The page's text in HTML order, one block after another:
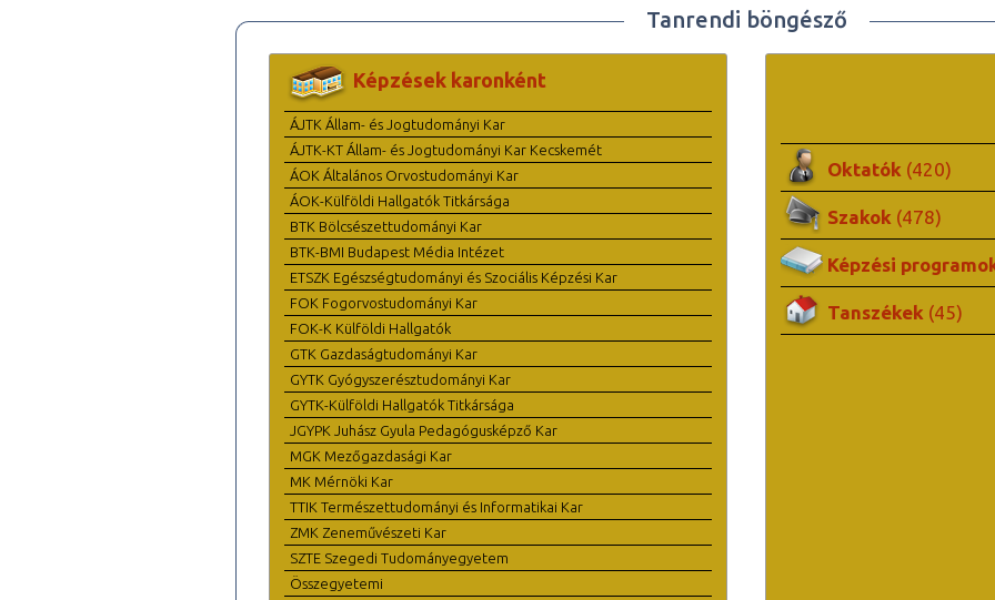
Tanrendi böngésző
Képzések karonként
ÁJTK Állam- és Jogtudományi Kar
ÁJTK-KT Állam- és Jogtudományi Kar Kecskemét
ÁOK Általános Orvostudományi Kar
ÁOK-Külföldi Hallgatók Titkársága
BTK Bölcsészettudományi Kar
BTK-BMI Budapest Média Intézet
ETSZK Egészségtudományi és Szociális Képzési Kar
FOK Fogorvostudományi Kar
FOK-K Külföldi Hallgatók
GTK Gazdaságtudományi Kar
GYTK Gyógyszerésztudományi Kar
GYTK-Külföldi Hallgatók Titkársága
JGYPK Juhász Gyula Pedagógusképző Kar
MGK Mezőgazdasági Kar
MK Mérnöki Kar
TTIK Természettudományi és Informatikai Kar
ZMK Zeneművészeti Kar
SZTE Szegedi Tudományegyetem
Összegyetemi
Oktatók (420)
Szakok (478)
Képzési
Tanszékek (45)